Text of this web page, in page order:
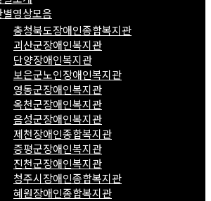
영상모음
충청북도장애인종합복지관
괴산군장애인복지관
단양장애인복지관
보은군노인장애인복지관
영동군장애인복지관
옥천군장애인복지관
음성군장애인복지관
제천장애인종합복지관
증평군장애인복지관
진천군장애인복지관
청주시장애인종합복지관
혜원장애인종합복지관